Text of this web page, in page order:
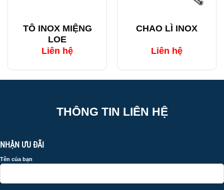
TÔ INOX MIỆNG
LOE
Liên hệ
CHAO LÌ INOX
Liên hệ
THÔNG TIN LIÊN HỆ
NHẬN ƯU ĐÃI
Tên của bạn